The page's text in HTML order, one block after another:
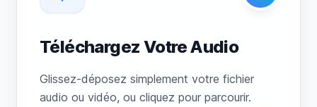
Téléchargez Votre Audio
Glissez-déposez simplement votre fichier
audio ou vidéo, ou cliquez pour parcourir.